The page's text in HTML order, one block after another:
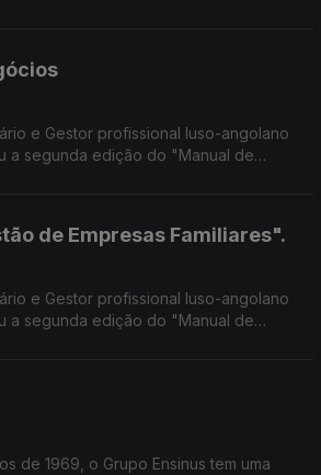
e Gestor profissional luso-angolano
a segunda edição do "Manual de
de Empresas Familiares".
e Gestor profissional luso-angolano
a segunda edição do "Manual de
de 1969, o Grupo Ensinus tem uma